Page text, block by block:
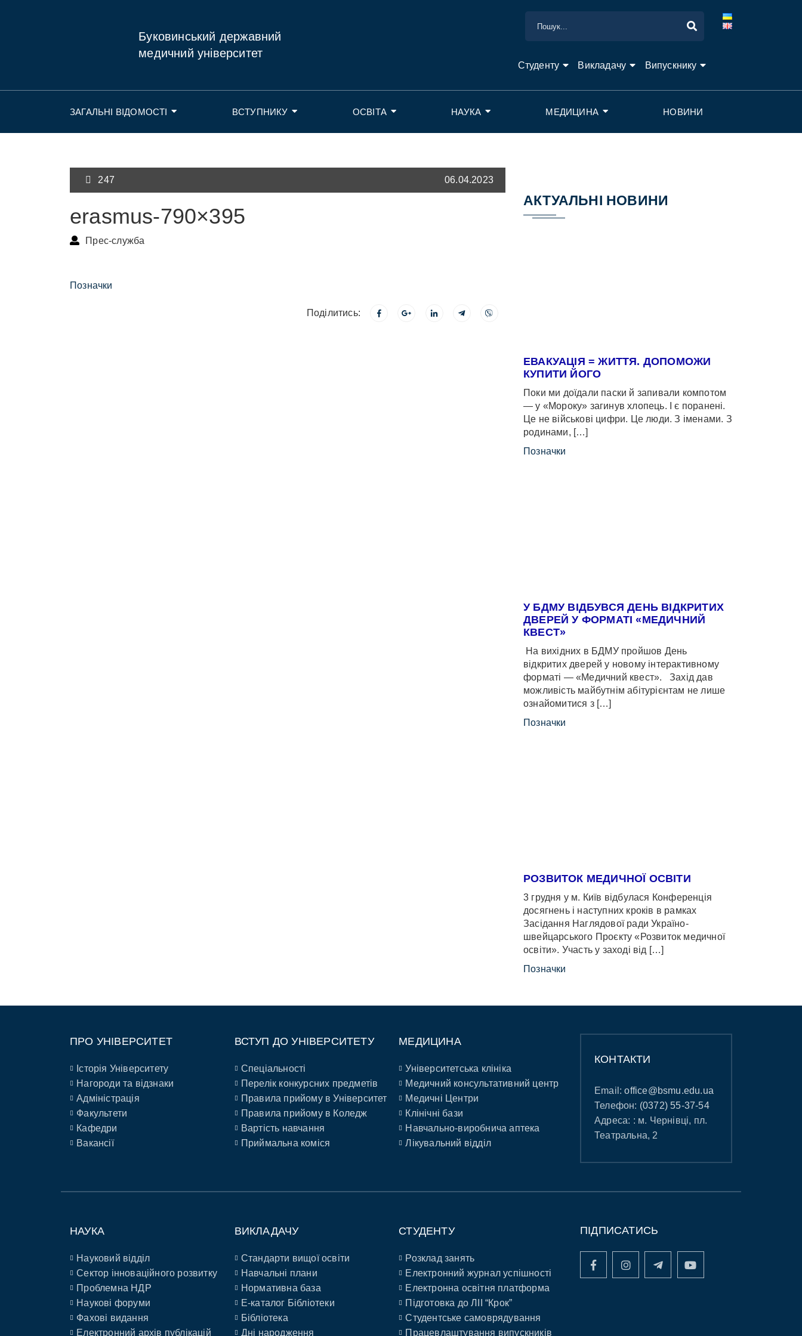
Буковинський державний
медичний університет
Студенту Викладачу Випускнику
ЗАГАЛЬНІ ВІДОМОСТІ ВСТУПНИКУ ОСВІТА НАУКА МЕДИЦИНА НОВИНИ
247 06.04.2023
erasmus-790×395
Прес-служба
Позначки
Поділитись:
АКТУАЛЬНІ НОВИНИ
ЕВАКУАЦІЯ = ЖИТТЯ. ДОПОМОЖИ
КУПИТИ ЙОГО
Поки ми доїдали паски й запивали компотом
— у «Мороку» загинув хлопець. І є поранені.
Це не військові цифри. Це люди. З іменами. З
родинами, […]
Позначки
У БДМУ ВІДБУВСЯ ДЕНЬ ВІДКРИТИХ
ДВЕРЕЙ У ФОРМАТІ «МЕДИЧНИЙ
КВЕСТ»
На вихідних в БДМУ пройшов День
відкритих дверей у новому інтерактивному
форматі — «Медичний квест». Захід дав
можливість майбутнім абітурієнтам не лише
ознайомитися з […]
Позначки
РОЗВИТОК МЕДИЧНОЇ ОСВІТИ
3 грудня у м. Київ відбулася Конференція
досягнень і наступних кроків в рамках
Засідання Наглядової ради Україно-
швейцарського Проєкту «Розвиток медичної
освіти». Участь у заході від […]
Позначки
ПРО УНІВЕРСИТЕТ
Історія Університету
Нагороди та відзнаки
Адміністрація
Факультети
Кафедри
Вакансії
ВСТУП ДО УНІВЕРСИТЕТУ
Спеціальності
Перелік конкурсних предметів
Правила прийому в Університет
Правила прийому в Коледж
Вартість навчання
Приймальна коміся
МЕДИЦИНА
Університетська клініка
Медичний консультативний центр
Медичні Центри
Клінічні бази
Навчально-виробнича аптека
Лікувальний відділ
КОНТАКТИ
Email:office@bsmu.edu.ua
Телефон: (0372) 55-37-54
Адреса: : м. Чернівці, пл.
Театральна, 2
НАУКА
Науковий відділ
Сектор інноваційного розвитку
Проблемна НДР
Наукові форуми
Фахові видання
Електронний архів публікацій
ВИКЛАДАЧУ
Стандарти вищої освіти
Навчальні плани
Нормативна база
E-каталог Бібліотеки
Бібліотека
Дні народження
СТУДЕНТУ
Розклад занять
Електронний журнал успішності
Електронна освітня платформа
Підготовка до ЛІІ “Крок”
Студентське самоврядування
Працевлаштування випускників
ПІДПИСАТИСЬ